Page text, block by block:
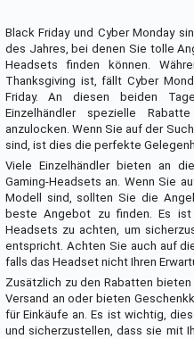
Black Friday und Cyber Monday
des Jahres, bei denen Sie tolle
Headsets finden können.
Thanksgiving ist, fällt Cyber
Friday. An diesen beiden
Einzelhändler spezielle
anzulocken. Wenn Sie auf der
sind, ist dies die perfekte
Viele Einzelhändler bieten an
Gaming-Headsets an. Wenn Sie
Modell sind, sollten Sie die
beste Angebot zu finden. Es
Headsets zu achten, um
entspricht. Achten Sie auch auf
falls das Headset nicht Ihren
Zusätzlich zu den Rabatten
Versand an oder bieten
für Einkäufe an. Es ist wichtig,
und sicherzustellen, dass sie mit